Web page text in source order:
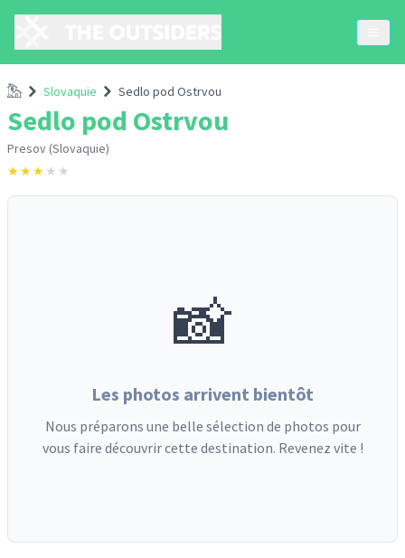
AccueilSlovaquie Sedlo pod Ostrvou
Sedlo pod Ostrvou
Presov (Slovaquie)
★★★ ★ ★
📸
Les photos arrivent bientôt
Nous préparons une belle sélection de photos pour
vous faire découvrir cette destination. Revenez vite !